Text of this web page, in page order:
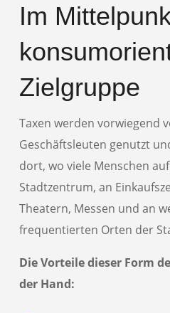
Im
Zielgruppe
Taxen werden vorwiegend
Geschäftsleuten genutzt
dort, wo viele Menschen
Stadtzentrum, an
Theatern, Messen und an
frequentierten Orten der
Die Vorteile dieser Form
der Hand: